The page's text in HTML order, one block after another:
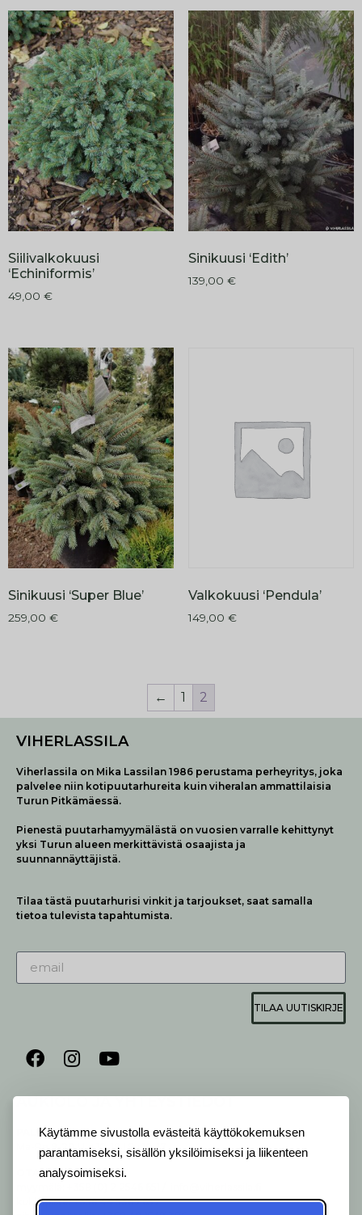
Käytämme sivustolla evästeitä käyttökokemuksen
parantamiseksi, sisällön yksilöimiseksi ja liikenteen
analysoimiseksi.
Siilivalkokuusi
‘Echiniformis’
49,00 €
Sinikuusi ‘Edith’
139,00 €
Sinikuusi ‘Super Blue’
259,00 €
Valkokuusi ‘Pendula’
149,00 €
← 1 2
VIHERLASSILA
Viherlassila on Mika Lassilan 1986 perustama perheyritys, joka
palvelee niin kotipuutarhureita kuin viheralan ammattilaisia
Turun Pitkämäessä.
Pienestä puutarhamyymälästä on vuosien varralle kehittynyt
yksi Turun alueen merkittävistä osaajista ja
suunnannäyttäjistä.
Tilaa tästä puutarhurisi vinkit ja tarjoukset, saat samalla
tietoa tulevista tapahtumista.
TILAA UUTISKIRJE
AUKIOLO JA YHTEYSTIEDOT
ALVELEMME:
Ma-Pe 9-20 I La 10-18 I Su 10-17
OTA YHTEYTTÄ:
kukkapiste: +358 44 5369 657